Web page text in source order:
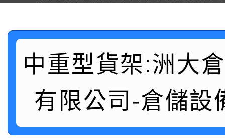
懸臂式料架販售(低中
駛入式料架販售可依需
積層架販售(平台式料
中型料架販售
中重型貨架:洲大
有限公司-倉儲設